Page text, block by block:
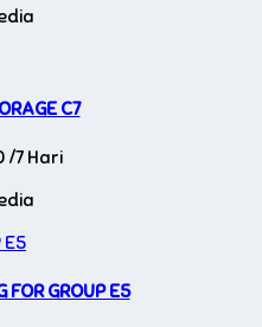
C7
/7 Hari
GROUP E5